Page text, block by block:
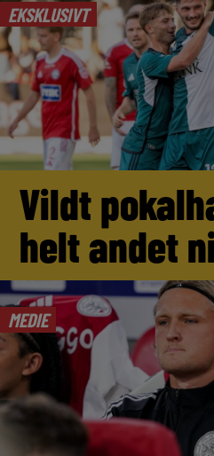
EKSKLUSIVT
Vildt
helt andet
MEDIE